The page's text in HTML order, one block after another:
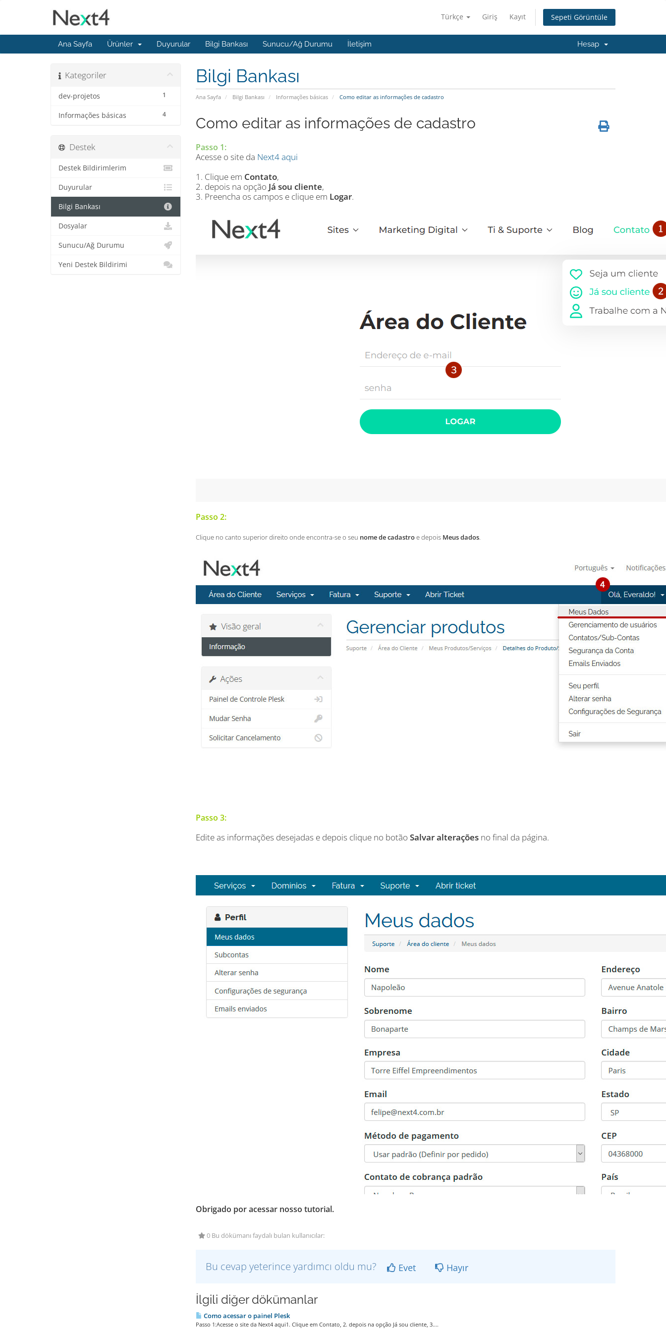
Türkçe Giriş Kayıt Sepeti Görüntüle
Ana Sayfa Ürünler Duyurular Bilgi Bankası Sunucu/Ağ Durumu İletişim Hesap
Bilgi Bankası
Ana Sayfa Bilgi Bankası Informações básicas Como editar as informações de cadastro
Kategoriler
1
dev-projetos
4
Informações básicas Como editar as informações de cadastro
Passo 1:
Acesse o site da Next4 aqui
1. Clique em Contato,
2. depois na opção Já sou cliente,
3. Preencha os campos e clique em Logar.
Passo 2:
Clique no canto superior direito onde encontra-se o seu nome de cadastroe depois Meus dados.
Passo 3:
Edite as informações desejadas e depois clique no botão Salvar alteraçõesno final da página.
Obrigado por acessar nosso tutorial.
0 Bu dökümanı faydalı bulan kullanıcılar:
Bu cevap yeterince yardımcı oldu mu? Evet Hayır
İlgili diğer dökümanlar
Como acessar o painel Plesk
Passo 1:Acesse o site da Next4 aqui1. Clique em Contato, 2. depois na opção Já sou cliente, 3....
Destek
Destek Bildirimlerim
Duyurular
Bilgi Bankası
Dosyalar
Sunucu/Ağ Durumu
Yeni Destek Bildirimi